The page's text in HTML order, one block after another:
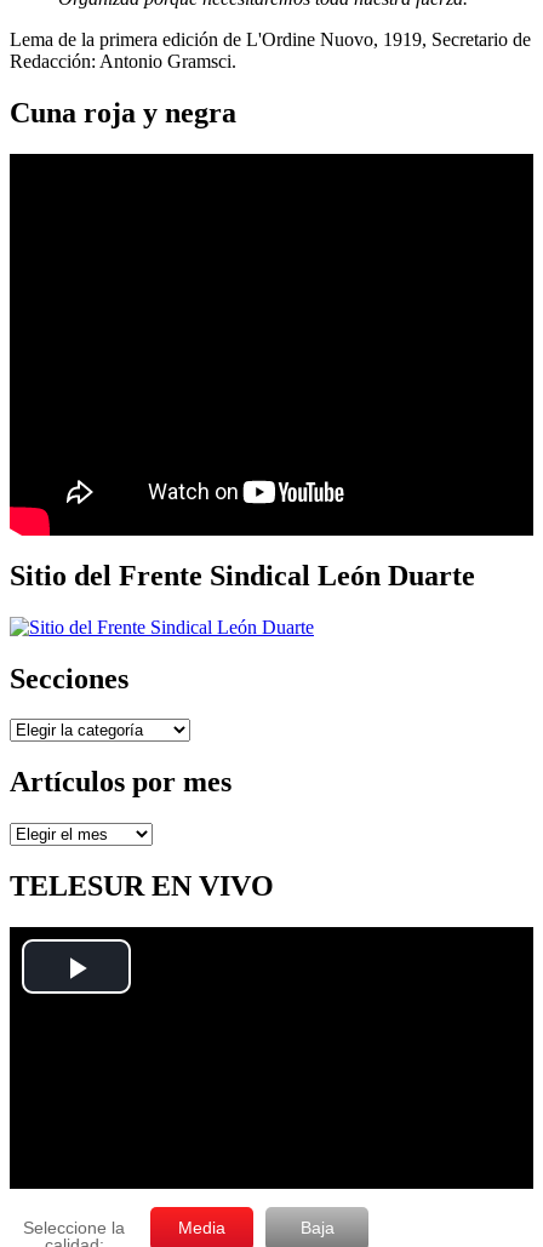
Lema de la primera edición de L'Ordine Nuovo, 1919, Secretario de
Redacción: Antonio Gramsci.
Cuna roja y negra
Sitio del Frente Sindical León Duarte
Secciones
Secciones
Artículos por mes
Artículos
mes
TELESUR EN VIVO